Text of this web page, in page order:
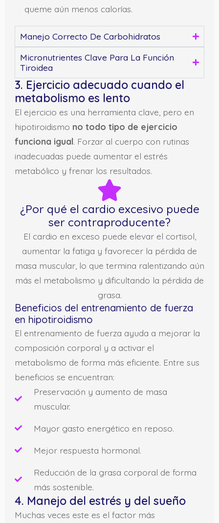
queme aún menos calorías.
Manejo Correcto De Carbohidratos
Micronutrientes Clave Para La Función
Tiroidea
3. Ejercicio adecuado cuando el
metabolismo es lento
El ejercicio es una herramienta clave, pero en
hipotiroidismo no todo tipo de ejercicio
funciona igual. Forzar al cuerpo con rutinas
inadecuadas puede aumentar el estrés
metabólico y frenar los resultados.
¿Por qué el cardio excesivo puede
ser contraproducente?
El cardio en exceso puede elevar el cortisol,
aumentar la fatiga y favorecer la pérdida de
masa muscular, lo que termina ralentizando aún
más el metabolismo y dificultando la pérdida de
grasa.
Beneficios del entrenamiento de fuerza
en hipotiroidismo
El entrenamiento de fuerza ayuda a mejorar la
composición corporal y a activar el
metabolismo de forma más eficiente. Entre sus
beneficios se encuentran:
Preservación y aumento de masa
muscular.
Mayor gasto energético en reposo.
Mejor respuesta hormonal.
Reducción de la grasa corporal de forma
más sostenible.
4. Manejo del estrés y del sueño
Muchas veces este es el factor más